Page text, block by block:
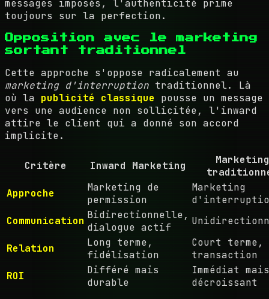
messages imposés, l'authenticité prime
toujours sur la perfection.
Opposition avec le marketing
sortant traditionnel
Cette approche s'oppose radicalement au
marketing d'interruption traditionnel. Là
où la publicité classique pousse un message
vers une audience non sollicitée, l'inward
attire le client qui a donné son accord
implicite.
Critère Inward Marketing
Marketing
Approche
Marketing de
permission
Marketing
Communication Bidirectionnelle,
dialogue actif
Relation
Long terme,
fidélisation
Court terme,
transaction
ROI
Différé mais
durable
Immédiat mais
décroissant